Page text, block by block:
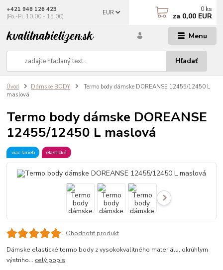
Menu
EUR
Hľadať
+421 948 126 423
(Po.-Pi. 10.00 - 15.00)
0 ks
za 0,00 EUR
Úvod Dámske BODY
Termo body dámske DOREANSE 12455/12450 L
maslová
Termo body dámske DOREANSE
12455/12450 L maslová
viac farieb elastické
Ohodnotiť produkt
Dámske elastické termo body z vysokokvalitného materiálu, okrúhlym
výstriho... celý popis